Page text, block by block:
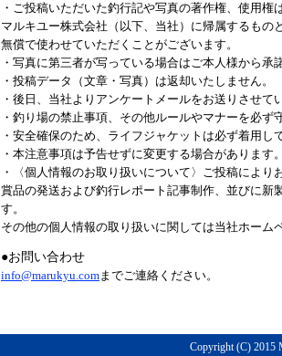
・ご投稿いただいた釣行記や写真の著作権、使用権
マルキユー株式会社（以下、当社）に帰属するもの
無償で使わせていただくことがございます。
・写真に第三者が写っている場合はご本人様から承
・投稿データ（文章・写真）は返却いたしません。
・後日、当社よりアンケートメールをお送りさせて
・釣り場の禁止事項、その他ルールやマナーを必ず
・安全確保のため、ライフジャケットは必ず着用し
・本注意事項は予告せずに変更する場合があります
・〈個人情報のお取り扱いについて〉ご投稿によ
賞品の発送および釣行レポート記事制作、並びに
す。
その他の個人情報の取り扱いに関しては当社ホーム
●お問い合わせ
info@marukyu.comまでご連絡ください。
Copyright (C) 2015